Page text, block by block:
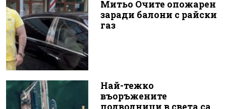
Митьо Очите опожарен
заради балони с райски
газ
Най-тежко
въоръжените
подводници в света са